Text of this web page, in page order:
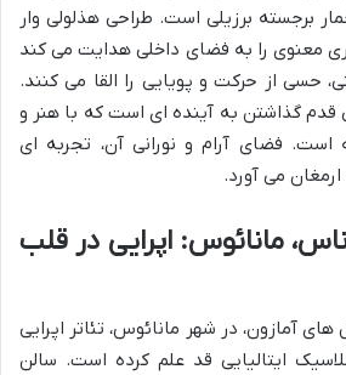
برجسته برزیلی است. طراحی هذلولی وار
معنوی را به فضای داخلی هدایت می کند
حسی از حرکت و پویایی را القا می کنند.
قدم گذاشتن به آینده ای است که با هنر و
فضای آرام و نورانی آن، تجربه ای
ارمغان می آورد.
مانائوس: اپرایی در قلب
آمازون، در شهر مانائوس، تئاتر اپرایی
ایتالیایی قد علم کرده است. سالن